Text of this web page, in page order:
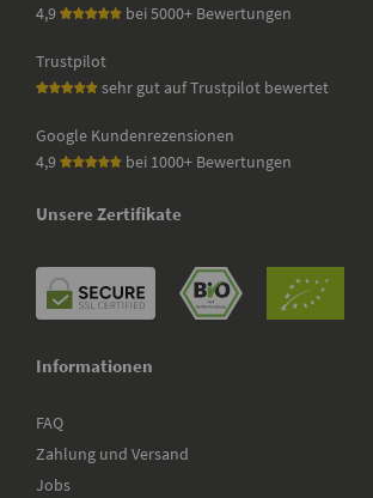
4,9
bei 5000+ Bewertungen
Trustpilot
sehr gut auf Trustpilot bewertet
Google Kundenrezensionen
4,9
bei 1000+ Bewertungen
Unsere Zertifikate
Informationen
FAQ
Zahlung und Versand
Jobs